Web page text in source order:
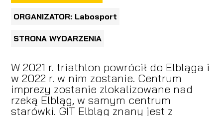
ORGANIZATOR: Labosport
STRONA WYDARZENIA
W 2021 r. triathlon powrócił do Elbląga i
w 2022 r. w nim zostanie. Centrum
imprezy zostanie zlokalizowane nad
rzeką Elbląg, w samym centrum
starówki. GIT Elbląg znany jest z